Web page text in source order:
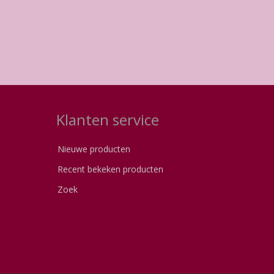
Klanten service
Nieuwe producten
Recent bekeken producten
Zoek